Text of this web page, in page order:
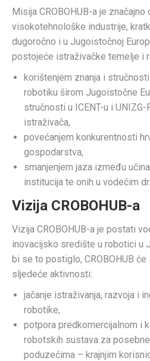
Misija CROBOHUB-a je
visokotehnološke industrije,
dugoročno i u Jugoistočnoj
postojeće istraživačke temelje i
korištenjem znanja i
robotiku širom Jugoistočne
stručnosti u ICENT-u i
istraživača,
povećanjem konkurentnosti
gospodarstva,
smanjenjem jaza između
institucija te onih u vodećim
Vizija CROBOHUB-a
Vizija CROBOHUB-a je postati
inovacijsko središte u robotici u
bi se to postiglo, CROBOHUB
sljedeće aktivnosti:
jačanje istraživanja, razvoja i
robotike,
potpora predkomercijalnom i
robotskih sustava za
poduzećima – krajnjim